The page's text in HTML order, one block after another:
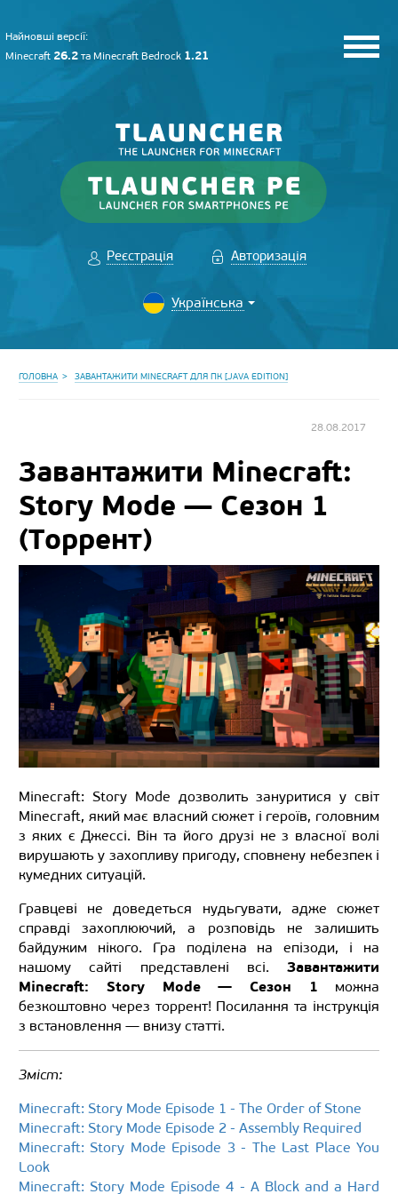
Найновші версії:
Minecraft 26.2 та Minecraft Bedrock 1.21
Реєстрація Авторизація
ГОЛОВНА ЗАВАНТАЖИТИ MINECRAFT ДЛЯ ПК [JAVA EDITION]
28.08.2017
Завантажити Minecraft:
Story Mode — Сезон 1
(Торрент)
Minecraft: Story Mode дозволить зануритися у світ
Minecraft, який має власний сюжет і героїв, головним
з яких є Джессі. Він та його друзі не з власної волі
вирушають у захопливу пригоду, сповнену небезпек і
кумедних ситуацій.
Гравцеві не доведеться нудьгувати, адже сюжет
справді захоплюючий, а розповідь не залишить
байдужим нікого. Гра поділена на епізоди, і на
нашому сайті представлені всі. Завантажити
Minecraft: Story Mode — Сезон 1 можна
безкоштовно через торрент! Посилання та інструкція
з встановлення — внизу статті.
Зміст:
Minecraft: Story Mode Episode 1 - The Order of Stone
Minecraft: Story Mode Episode 2 - Assembly Required
Minecraft: Story Mode Episode 3 - The Last Place You
Look
Minecraft: Story Mode Episode 4 - A Block and a Hard